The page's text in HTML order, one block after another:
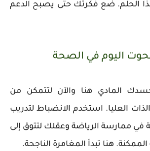
الحلم. ضع فكرتك حتى يصبح الدعم
اليوم في الصحة
المادي هنا والآن لتتمكن من
العليا. استخدم الانضباط لتدريب
في ممارسة الرياضة وعقلك لتتوق إلى
هنا تبدأ المغامرة الناجحة.